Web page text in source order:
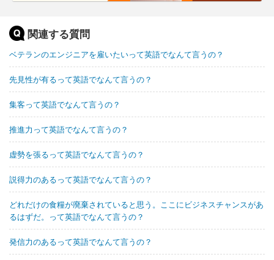
関連する質問
ベテランのエンジニアを雇いたいって英語でなんて言うの？
先見性が有るって英語でなんて言うの？
集客って英語でなんて言うの？
推進力って英語でなんて言うの？
虚勢を張るって英語でなんて言うの？
説得力のあるって英語でなんて言うの？
どれだけの食糧が廃棄されていると思う。ここにビジネスチャンスがあ
るはずだ。って英語でなんて言うの？
発信力のあるって英語でなんて言うの？